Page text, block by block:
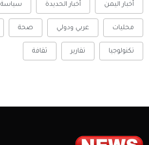
أخبار اليمن أخبار الحديدة سياسة
محليات عربي ودولي صحة
تكنولوجيا تقارير ثقافة